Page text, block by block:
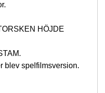
HÖJDE
blev spelfilmsversion.